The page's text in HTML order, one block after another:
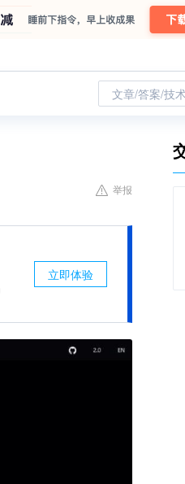
文章/答案/技
举报
立即体验